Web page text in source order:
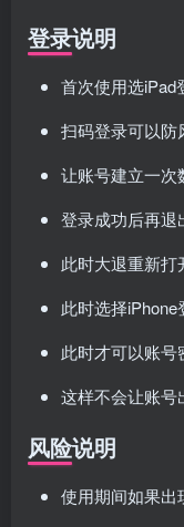
登录说明
首次使用选iPad
扫码登录可以防
让账号建立一次
登录成功后再退
此时大退重新打
此时选择iPhone
此时才可以账号
这样不会让账号
风险说明
使用期间如果出